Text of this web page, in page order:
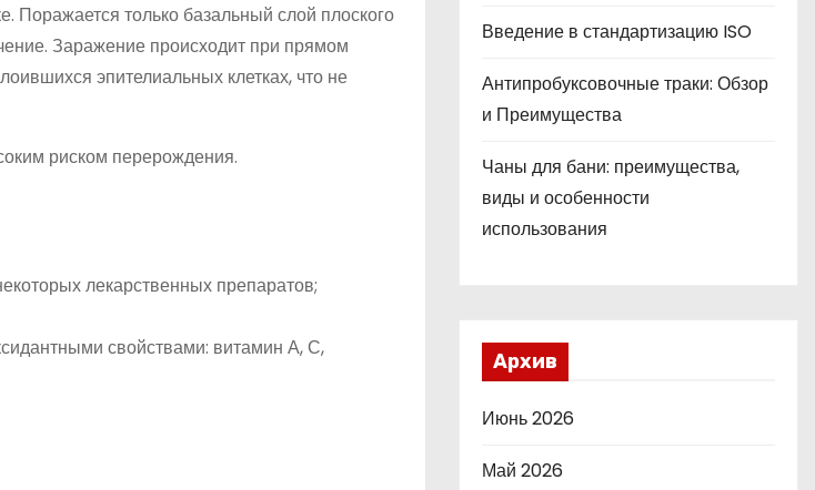
только базальный слой плоского
Заражение происходит при прямом
эпителиальных клетках, что не
риском перерождения.
лекарственных препаратов;
свойствами: витамин А, С,
Введение в стандартизацию ISO
Антипробуксовочные траки: Обзор
и Преимущества
Чаны для бани: преимущества,
виды и особенности
использования
Архив
Июнь 2026
Май 2026